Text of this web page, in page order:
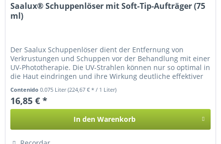
Saalux® Schuppenlöser mit Soft-Tip-Aufträger (75
ml)
Der Saalux Schuppenlöser dient der Entfernung von
Verkrustungen und Schuppen vor der Behandlung mit einer
UV-Phototherapie. Die UV-Strahlen können nur so optimal in
die Haut eindringen und ihre Wirkung deutliche effektiver
Contenido0.075 Liter(224,67 € * / 1 Liter)
16,85 € *
In den Warenkorb